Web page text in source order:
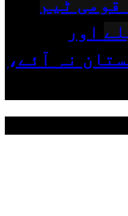
قومی ٹیم
اور
نہ آئے،